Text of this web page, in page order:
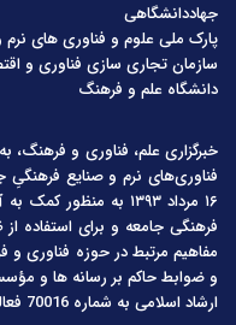
جهاددانشگاهی
پارک ملی علوم و فناوری های
سازمان تجاری سازی فناوری و
دانشگاه علم و فرهنگ
خبرگزاری علم، فناوری و فرهنگ،
فناوری‌های نرم و صنایع فرهنگیِ
۱۶ مرداد ۱۳۹۳ به
فرهنگی جامعه و برای استفاده
مفاهیم مرتبط در حوزه فناوری
و ضوابط حاکم بر رسانه ها و
ارشاد اسلامی به شماره 70016 فعالیت خود را آغاز کرده است.